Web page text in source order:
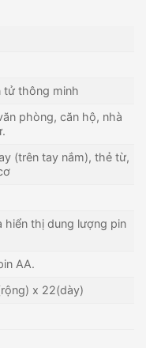
tử thông minh
phòng, căn hộ, nhà
(trên tay nắm), thẻ từ,
hiển thị dung lượng pin
AA.
x 22(dày)